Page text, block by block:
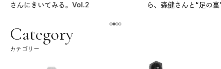
さんにきいてみる。Vol.2
ら、森健さんと“足の
Category
カテゴリー